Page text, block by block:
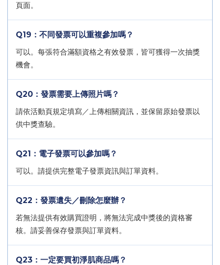
頁面。
Q19：不同發票可以重複參加嗎？
可以。每張符合滿額資格之有效發票，皆可獲得一次抽獎
機會。
Q20：發票需要上傳照片嗎？
請依活動頁規定填寫／上傳相關資訊，並保留原始發票以
供中獎查驗。
Q21：電子發票可以參加嗎？
可以。請提供完整電子發票資訊與訂單資料。
Q22：發票遺失／刪除怎麼辦？
若無法提供有效購買證明，將無法完成中獎後的資格審
核。請妥善保存發票與訂單資料。
Q23：一定要買初淨肌商品嗎？